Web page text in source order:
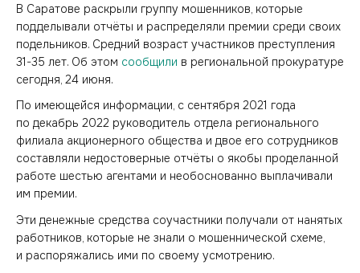
В Саратове раскрыли группу мошенников, которые
подделывали отчёты и распределяли премии среди своих
подельников. Средний возраст участников преступления
31-35 лет. Об этом сообщили в региональной прокуратуре
сегодня, 24 июня.
По имеющейся информации, с сентября 2021 года
по декабрь 2022 руководитель отдела регионального
филиала акционерного общества и двое его сотрудников
составляли недостоверные отчёты о якобы проделанной
работе шестью агентами и необоснованно выплачивали
им премии.
Эти денежные средства соучастники получали от нанятых
работников, которые не знали о мошеннической схеме,
и распоряжались ими по своему усмотрению.